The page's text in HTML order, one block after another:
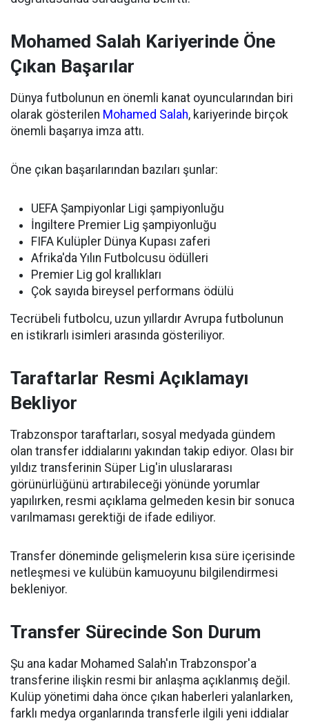
Mohamed Salah Kariyerinde Öne
Çıkan Başarılar
Dünya futbolunun en önemli kanat oyuncularından biri
olarak gösterilen Mohamed Salah, kariyerinde birçok
önemli başarıya imza attı.
Öne çıkan başarılarından bazıları şunlar:
UEFA Şampiyonlar Ligi şampiyonluğu
İngiltere Premier Lig şampiyonluğu
FIFA Kulüpler Dünya Kupası zaferi
Afrika'da Yılın Futbolcusu ödülleri
Premier Lig gol krallıkları
Çok sayıda bireysel performans ödülü
Tecrübeli futbolcu, uzun yıllardır Avrupa futbolunun
en istikrarlı isimleri arasında gösteriliyor.
Taraftarlar Resmi Açıklamayı
Bekliyor
Trabzonspor taraftarları, sosyal medyada gündem
olan transfer iddialarını yakından takip ediyor. Olası bir
yıldız transferinin Süper Lig'in uluslararası
görünürlüğünü artırabileceği yönünde yorumlar
yapılırken, resmi açıklama gelmeden kesin bir sonuca
varılmaması gerektiği de ifade ediliyor.
Transfer döneminde gelişmelerin kısa süre içerisinde
netleşmesi ve kulübün kamuoyunu bilgilendirmesi
bekleniyor.
Transfer Sürecinde Son Durum
Şu ana kadar Mohamed Salah'ın Trabzonspor'a
transferine ilişkin resmi bir anlaşma açıklanmış değil.
Kulüp yönetimi daha önce çıkan haberleri yalanlarken,
farklı medya organlarında transferle ilgili yeni iddialar